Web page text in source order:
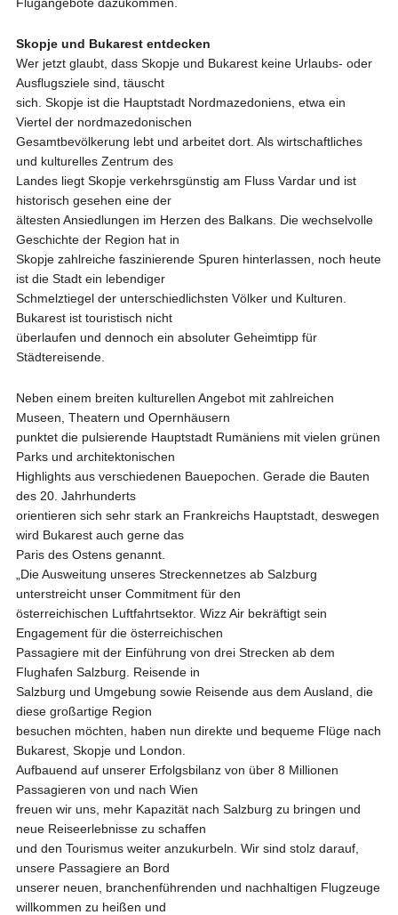
Skopje und Bukarest entdecken
Wer jetzt glaubt, dass Skopje und Bukarest keine Urlaubs- oder
Ausflugsziele sind, täuscht
sich. Skopje ist die Hauptstadt Nordmazedoniens, etwa ein
Viertel der nordmazedonischen
Gesamtbevölkerung lebt und arbeitet dort. Als wirtschaftliches
und kulturelles Zentrum des
Landes liegt Skopje verkehrsgünstig am Fluss Vardar und ist
historisch gesehen eine der
ältesten Ansiedlungen im Herzen des Balkans. Die wechselvolle
Geschichte der Region hat in
Skopje zahlreiche faszinierende Spuren hinterlassen, noch heute
ist die Stadt ein lebendiger
Schmelztiegel der unterschiedlichsten Völker und Kulturen.
Bukarest ist touristisch nicht
überlaufen und dennoch ein absoluter Geheimtipp für
Städtereisende.
Neben einem breiten kulturellen Angebot mit zahlreichen
Museen, Theatern und Opernhäusern
punktet die pulsierende Hauptstadt Rumäniens mit vielen grünen
Parks und architektonischen
Highlights aus verschiedenen Bauepochen. Gerade die Bauten
des 20. Jahrhunderts
orientieren sich sehr stark an Frankreichs Hauptstadt, deswegen
wird Bukarest auch gerne das
Paris des Ostens genannt.
„Die Ausweitung unseres Streckennetzes ab Salzburg
unterstreicht unser Commitment für den
österreichischen Luftfahrtsektor. Wizz Air bekräftigt sein
Engagement für die österreichischen
Passagiere mit der Einführung von drei Strecken ab dem
Flughafen Salzburg. Reisende in
Salzburg und Umgebung sowie Reisende aus dem Ausland, die
diese großartige Region
besuchen möchten, haben nun direkte und bequeme Flüge nach
Bukarest, Skopje und London.
Aufbauend auf unserer Erfolgsbilanz von über 8 Millionen
Passagieren von und nach Wien
freuen wir uns, mehr Kapazität nach Salzburg zu bringen und
neue Reiseerlebnisse zu schaffen
und den Tourismus weiter anzukurbeln. Wir sind stolz darauf,
unsere Passagiere an Bord
unserer neuen, branchenführenden und nachhaltigen Flugzeuge
willkommen zu heißen und